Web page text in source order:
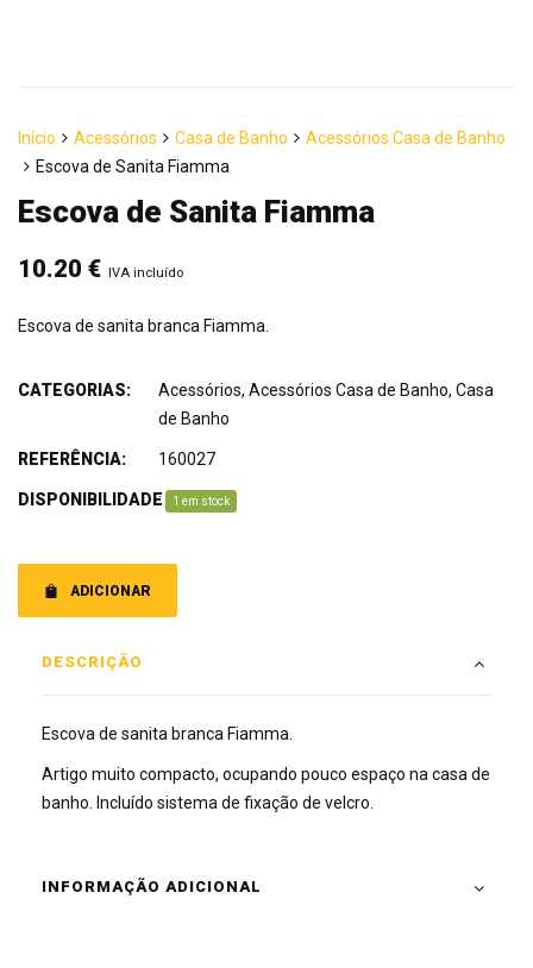
Início Acessórios Casa de Banho
Acessórios Casa de Banho
Escova de Sanita Fiamma
Escova de Sanita Fiamma
10.20 € IVA incluído
Escova de sanita branca Fiamma.
ADICIONAR
CATEGORIAS: Acessórios, Acessórios Casa de Banho, Casa
de Banho
REFERÊNCIA: 160027
DISPONIBILIDADE: 1 em stock
DESCRIÇÃO
Escova de sanita branca Fiamma.
Artigo muito compacto, ocupando pouco espaço na casa de
banho. Incluído sistema de fixação de velcro.
INFORMAÇÃO ADICIONAL